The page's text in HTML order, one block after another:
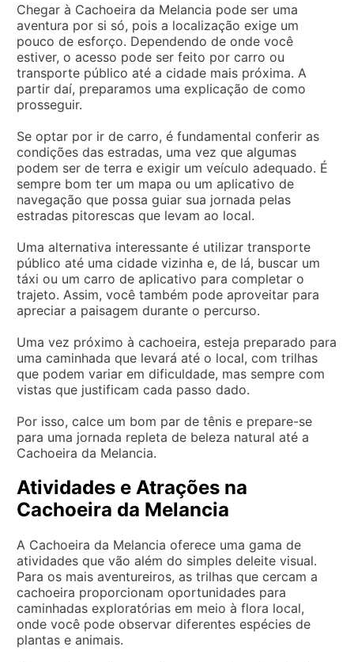
Chegar à Cachoeira da Melancia pode ser uma
aventura por si só, pois a localização exige um
pouco de esforço. Dependendo de onde você
estiver, o acesso pode ser feito por carro ou
transporte público até a cidade mais próxima. A
partir daí, preparamos uma explicação de como
prosseguir.
Se optar por ir de carro, é fundamental conferir as
condições das estradas, uma vez que algumas
podem ser de terra e exigir um veículo adequado. É
sempre bom ter um mapa ou um aplicativo de
navegação que possa guiar sua jornada pelas
estradas pitorescas que levam ao local.
Uma alternativa interessante é utilizar transporte
público até uma cidade vizinha e, de lá, buscar um
táxi ou um carro de aplicativo para completar o
trajeto. Assim, você também pode aproveitar para
apreciar a paisagem durante o percurso.
Uma vez próximo à cachoeira, esteja preparado para
uma caminhada que levará até o local, com trilhas
que podem variar em dificuldade, mas sempre com
vistas que justificam cada passo dado.
Por isso, calce um bom par de tênis e prepare-se
para uma jornada repleta de beleza natural até a
Cachoeira da Melancia.
Atividades e Atrações na
Cachoeira da Melancia
A Cachoeira da Melancia oferece uma gama de
atividades que vão além do simples deleite visual.
Para os mais aventureiros, as trilhas que cercam a
cachoeira proporcionam oportunidades para
caminhadas exploratórias em meio à flora local,
onde você pode observar diferentes espécies de
plantas e animais.